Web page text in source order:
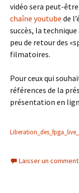
vidéo sera peut-
chaîne youtube de
succès, la
peu de retour des
filmatoires.
Pour ceux qui
références de la
présentation en
Laisser un